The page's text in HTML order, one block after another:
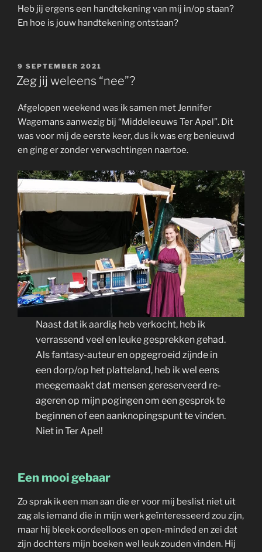
Heb jij ergens een handtekening van mij in/op staan?
En hoe is jouw handtekening ontstaan?
GEPLAATST
OP
9 SEPTEMBER 2021
Zeg jij weleens “nee”?
Afgelopen weekend was ik samen met Jennifer
Wagemans aanwezig bij “Middeleeuws Ter Apel”. Dit
was voor mij de eerste keer, dus ik was erg benieuwd
en ging er zonder verwachtingen naartoe.
Naast dat ik aardig heb verkocht, heb ik
verrassend veel en leuke gesprekken gehad.
Als fantasy-auteur en opgegroeid zijnde in
een dorp/op het platteland, heb ik wel eens
meegemaakt dat mensen gereserveerd re-
ageren op mijn pogingen om een gesprek te
beginnen of een aanknopingspunt te vinden.
Niet in Ter Apel!
Een mooi gebaar
Zo sprak ik een man aan die er voor mij beslist niet uit
zag als iemand die in mijn werk geïnteresseerd zou zijn,
maar hij bleek oordeelloos en open-minded en zei dat
zijn dochters mijn boeken wel leuk zouden vinden. Hij